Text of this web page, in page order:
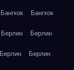
Бангкок Бангкок
Берлин Берлин
Берлин Берлин